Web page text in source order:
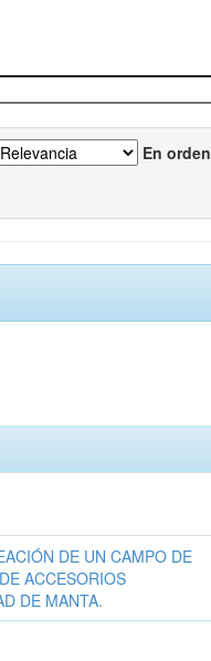
En orden
DE UN CAMPO DE
ACCESORIOS
DE MANTA.